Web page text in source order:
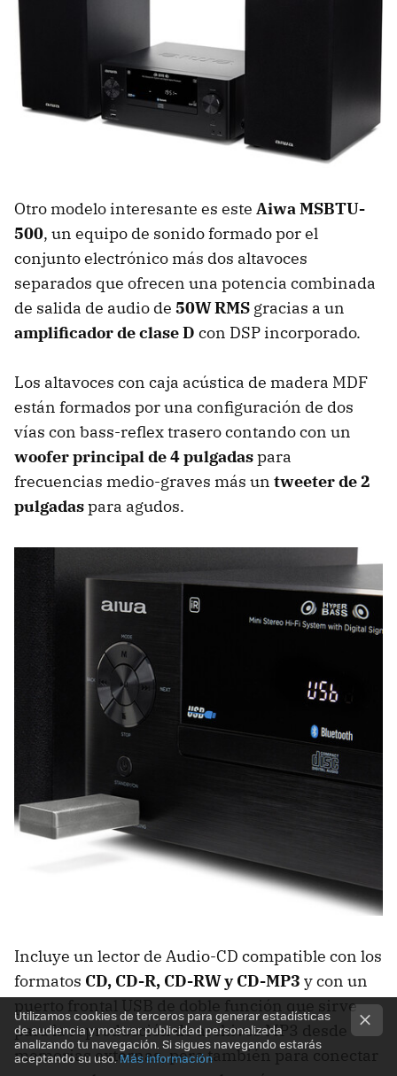
Otro modelo interesante es este Aiwa MSBTU-
500, un equipo de sonido formado por el
conjunto electrónico más dos altavoces
separados que ofrecen una potencia combinada
de salida de audio de 50W RMS gracias a un
amplificador de clase D con DSP incorporado.
Los altavoces con caja acústica de madera MDF
están formados por una configuración de dos
vías con bass-reflex trasero contando con un
woofer principal de 4 pulgadaspara
frecuencias medio-graves más un tweeter de 2
pulgadaspara agudos.
Incluye un lector de Audio-CD compatible con los
formatos CD, CD-R, CD-RW y CD-MP3 y con un
puerto frontal USB de doble función que sirve
para la reproducción de archivos MP3 desde
memorias externas, pero también para conectar
Utilizamos cookies de terceros para generar estadísticas
de audiencia y mostrar publicidad personalizada
analizando tu navegación. Si sigues navegando estarás
aceptando su uso.Más información